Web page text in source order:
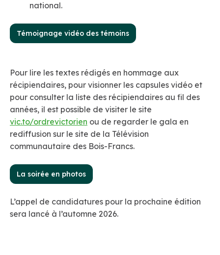
national.
Témoignage vidéo des témoins
Pour lire les textes rédigés en hommage aux
récipiendaires, pour visionner les capsules vidéo et
pour consulter la liste des récipiendaires au fil des
années, il est possible de visiter le site
vic.to/ordrevictorien ou de regarder le gala en
rediffusion sur le site de la Télévision
communautaire des Bois-Francs.
La soirée en photos
L’appel de candidatures pour la prochaine édition
sera lancé à l’automne 2026.